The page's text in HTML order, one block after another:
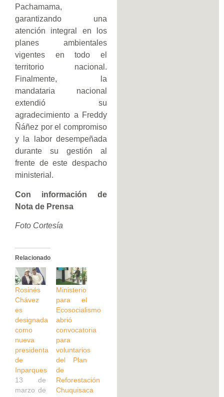
Pachamama,
garantizando una
atención integral en los
planes ambientales
vigentes en todo el
territorio nacional.
Finalmente, la
mandataria nacional
extendió su
agradecimiento a Freddy
Ñáñez por el compromiso
y la labor desempeñada
durante su gestión al
frente de este despacho
ministerial.
Con información de
Nota de Prensa
Foto Cortesía
Relacionado
Rosinés
Chávez
es
designada
como
nueva
presidenta
de
Inparques
13 de
marzo de
Ministerio
para el
Ecosocialismo
abrió
convocatoria
para
voluntarios
del Plan
de
Reforestación
Chuquisaca